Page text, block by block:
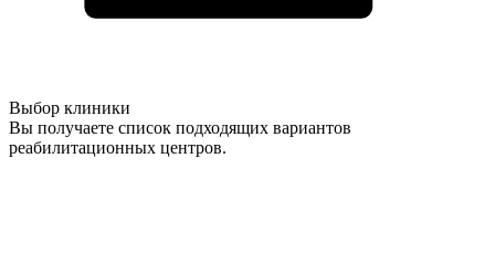
Выбор клиники
Вы получаете список подходящих вариантов
реабилитационных центров.